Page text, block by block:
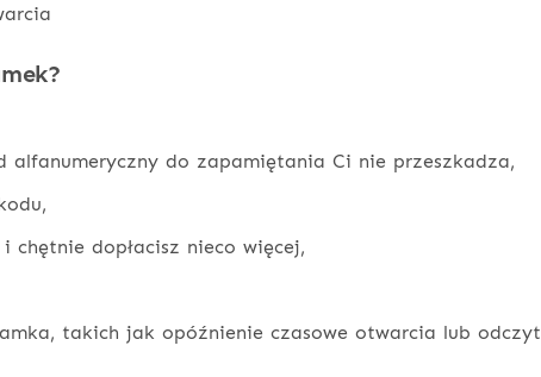
alfanumeryczny do zapamiętania Ci nie przeszkadza,
chętnie dopłacisz nieco więcej,
takich jak opóźnienie czasowe otwarcia lub odczyt